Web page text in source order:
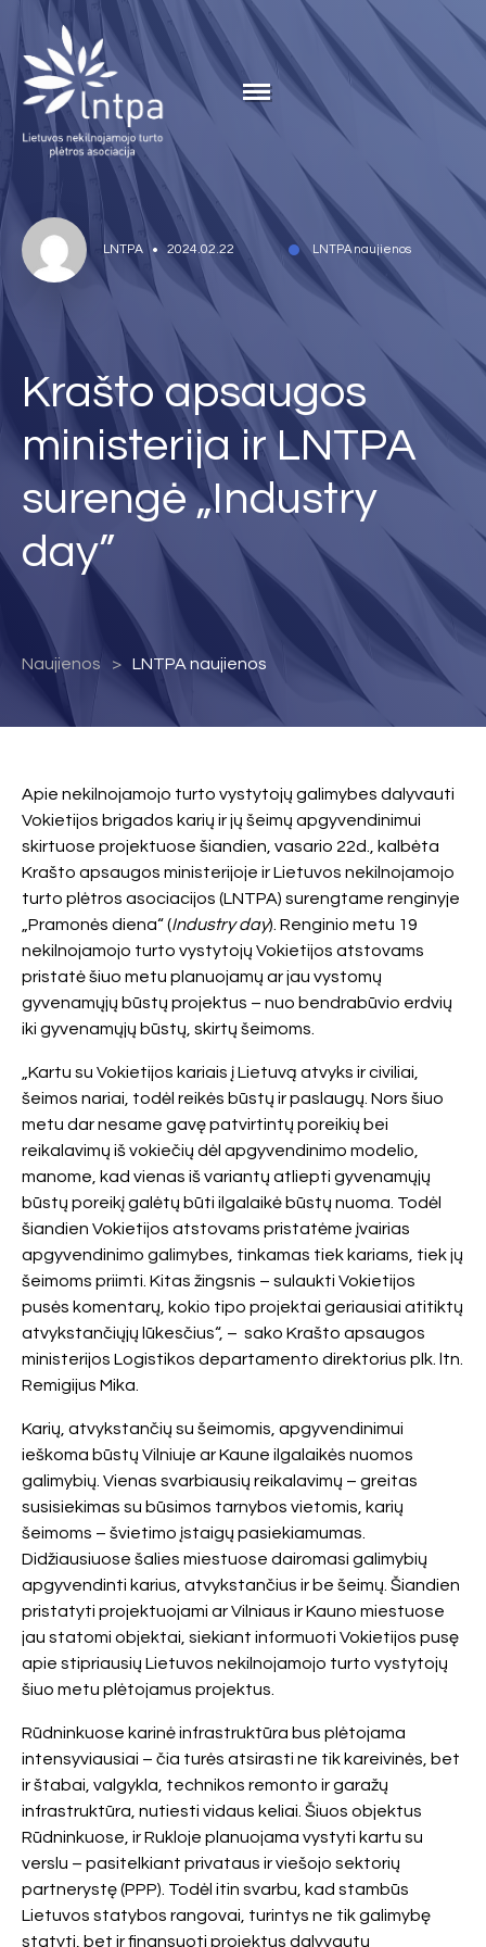
LNTPA 2024.02.22 LNTPA naujienos
Krašto apsaugos
ministerija ir LNTPA
surengė „Industry
day”
Naujienos LNTPA naujienos
Apie nekilnojamojo turto vystytojų galimybes dalyvauti
Vokietijos brigados karių ir jų šeimų apgyvendinimui
skirtuose projektuose šiandien, vasario 22d., kalbėta
Krašto apsaugos ministerijoje ir Lietuvos nekilnojamojo
turto plėtros asociacijos (LNTPA) surengtame renginyje
„Pramonės diena“ (Industry day). Renginio metu 19
nekilnojamojo turto vystytojų Vokietijos atstovams
pristatė šiuo metu planuojamų ar jau vystomų
gyvenamųjų būstų projektus – nuo bendrabūvio erdvių
iki gyvenamųjų būstų, skirtų šeimoms.
„Kartu su Vokietijos kariais į Lietuvą atvyks ir civiliai,
šeimos nariai, todėl reikės būstų ir paslaugų. Nors šiuo
metu dar nesame gavę patvirtintų poreikių bei
reikalavimų iš vokiečių dėl apgyvendinimo modelio,
manome, kad vienas iš variantų atliepti gyvenamųjų
būstų poreikį galėtų būti ilgalaikė būstų nuoma. Todėl
šiandien Vokietijos atstovams pristatėme įvairias
apgyvendinimo galimybes, tinkamas tiek kariams, tiek jų
šeimoms priimti. Kitas žingsnis – sulaukti Vokietijos
pusės komentarų, kokio tipo projektai geriausiai atitiktų
atvykstančiųjų lūkesčius“, – sako Krašto apsaugos
ministerijos Logistikos departamento direktorius plk. ltn.
Remigijus Mika.
Karių, atvykstančių su šeimomis, apgyvendinimui
ieškoma būstų Vilniuje ar Kaune ilgalaikės nuomos
galimybių. Vienas svarbiausių reikalavimų – greitas
susisiekimas su būsimos tarnybos vietomis, karių
šeimoms – švietimo įstaigų pasiekiamumas.
Didžiausiuose šalies miestuose dairomasi galimybių
apgyvendinti karius, atvykstančius ir be šeimų. Šiandien
pristatyti projektuojami ar Vilniaus ir Kauno miestuose
jau statomi objektai, siekiant informuoti Vokietijos pusę
apie stipriausių Lietuvos nekilnojamojo turto vystytojų
šiuo metu plėtojamus projektus.
Rūdninkuose karinė infrastruktūra bus plėtojama
intensyviausiai – čia turės atsirasti ne tik kareivinės, bet
ir štabai, valgykla, technikos remonto ir garažų
infrastruktūra, nutiesti vidaus keliai. Šiuos objektus
Rūdninkuose, ir Rukloje planuojama vystyti kartu su
verslu – pasitelkiant privataus ir viešojo sektorių
partnerystę (PPP). Todėl itin svarbu, kad stambūs
Lietuvos statybos rangovai, turintys ne tik galimybę
statyti, bet ir finansuoti projektus dalyvautų